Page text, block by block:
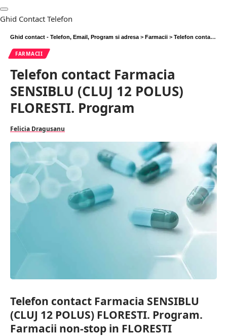
Ghid Contact Telefon
Ghid contact - Telefon, Email, Program si adresa > Farmacii > Telefon contact Farmacia SENSIBLU (CLUJ 12 POLUS) FLORESTI. Program
FARMACII
Telefon contact Farmacia
SENSIBLU (CLUJ 12 POLUS)
FLORESTI. Program
Felicia Dragusanu
Telefon contact Farmacia SENSIBLU
(CLUJ 12 POLUS) FLORESTI. Program.
Farmacii non-stop in FLORESTI